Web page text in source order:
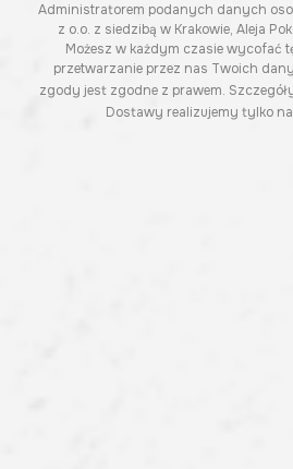
Administratorem podanych danych
z o.o. z siedzibą w Krakowie, Aleja
Możesz w każdym czasie wycofać
przetwarzanie przez nas Twoich
zgody jest zgodne z prawem.
Dostawy realizujemy tylko